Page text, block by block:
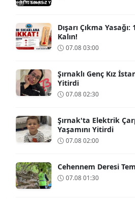
Dışarı Çıkma
Kalın!
07.08 03:00
Şırnaklı Genç Kız
Yitirdi
07.08 02:30
Şırnak'ta Elektrik
Yaşamını Yitirdi
07.08 02:00
Cehennem Deresi
07.08 01:30